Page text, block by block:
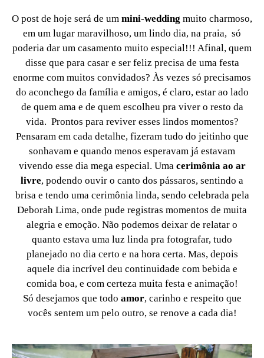
O post de hoje será de um mini-wedding muito charmoso,
em um lugar maravilhoso, um lindo dia, na praia, só
poderia dar um casamento muito especial!!! Afinal, quem
disse que para casar e ser feliz precisa de uma festa
enorme com muitos convidados? Às vezes só precisamos
do aconchego da família e amigos, é claro, estar ao lado
de quem ama e de quem escolheu pra viver o resto da
vida. Prontos para reviver esses lindos momentos?
Pensaram em cada detalhe, fizeram tudo do jeitinho que
sonhavam e quando menos esperavam já estavam
vivendo esse dia mega especial. Uma cerimônia ao ar
livre, podendo ouvir o canto dos pássaros, sentindo a
brisa e tendo uma cerimônia linda, sendo celebrada pela
Deborah Lima, onde pude registras momentos de muita
alegria e emoção. Não podemos deixar de relatar o
quanto estava uma luz linda pra fotografar, tudo
planejado no dia certo e na hora certa. Mas, depois
aquele dia incrível deu continuidade com bebida e
comida boa, e com certeza muita festa e animação!
Só desejamos que todo amor, carinho e respeito que
vocês sentem um pelo outro, se renove a cada dia!